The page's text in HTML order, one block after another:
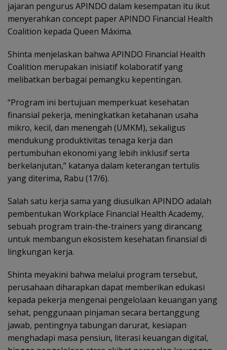
jajaran pengurus APINDO dalam kesempatan itu ikut
menyerahkan concept paper APINDO Financial Health
Coalition kepada Queen Máxima.
Shinta menjelaskan bahwa APINDO Financial Health
Coalition merupakan inisiatif kolaboratif yang
melibatkan berbagai pemangku kepentingan.
“Program ini bertujuan memperkuat kesehatan
finansial pekerja, meningkatkan ketahanan usaha
mikro, kecil, dan menengah (UMKM), sekaligus
mendukung produktivitas tenaga kerja dan
pertumbuhan ekonomi yang lebih inklusif serta
berkelanjutan,” katanya dalam keterangan tertulis
yang diterima, Rabu (17/6).
Salah satu kerja sama yang diusulkan APINDO adalah
pembentukan Workplace Financial Health Academy,
sebuah program train-the-trainers yang dirancang
untuk membangun ekosistem kesehatan finansial di
lingkungan kerja.
Shinta meyakini bahwa melalui program tersebut,
perusahaan diharapkan dapat memberikan edukasi
kepada pekerja mengenai pengelolaan keuangan yang
sehat, penggunaan pinjaman secara bertanggung
jawab, pentingnya tabungan darurat, kesiapan
menghadapi masa pensiun, literasi keuangan digital,